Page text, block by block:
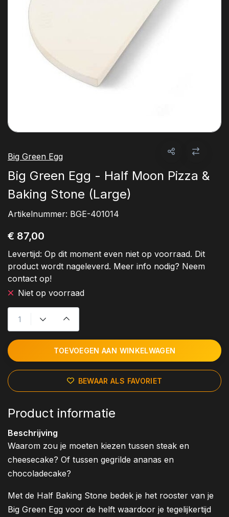
Big Green Egg
Big Green Egg - Half Moon Pizza &
Baking Stone (Large)
Artikelnummer: BGE-401014
€ 87,00
Levertijd: Op dit moment even niet op voorraad. Dit
product wordt nageleverd. Meer info nodig? Neem
contact op!
Niet op voorraad
TOEVOEGEN AAN WINKELWAGEN
BEWAAR ALS FAVORIET
Product informatie
Beschrijving
Waarom zou je moeten kiezen tussen steak en
cheesecake? Of tussen gegrilde ananas en
chocoladecake?
Met de Half Baking Stone bedek je het rooster van je
Big Green Egg voor de helft waardoor je tegelijkertijd